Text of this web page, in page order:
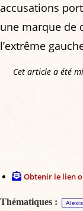
accusations
une marque de
l’extrême
Cet article a été
Obtenir le lien
Thématiques :